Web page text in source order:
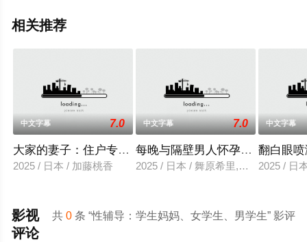
相关推荐
中文字幕 7.0
大家的妻子：住户专用洞口
2025 / 日本 / 加藤桃香
中文字幕 7.0
每晚与隔壁男人怀孕性爱
2025 / 日本 / 舞原希里,佐川金二
中文字幕
翻白眼
2025 / 日
共0 条 “性辅导：学生妈妈、女学生、男学生” 影评
影视
评论